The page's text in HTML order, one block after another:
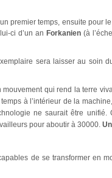
premier temps, ensuite pour
ci d’un an Forkanien(à
sera laisser au soin
qui rend la terre
à l’intérieur de la
ne saurait être unifié.
pour aboutir à 30000.
de se transformer en